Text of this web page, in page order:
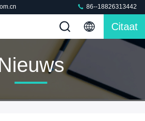
86--18826313442
Citaat